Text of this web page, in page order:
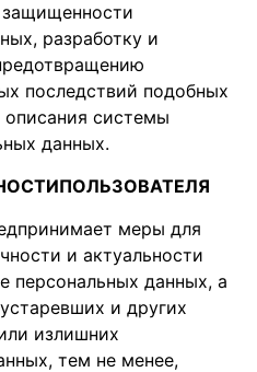
разработку и
последствий подобных
системы
данных.
ПОЛЬЗОВАТЕЛЯ
меры для
и актуальности
персональных данных, а
и других
излишних
тем не менее,